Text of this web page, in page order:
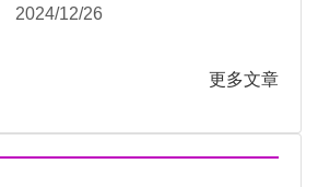
2024/12/26
更多文章